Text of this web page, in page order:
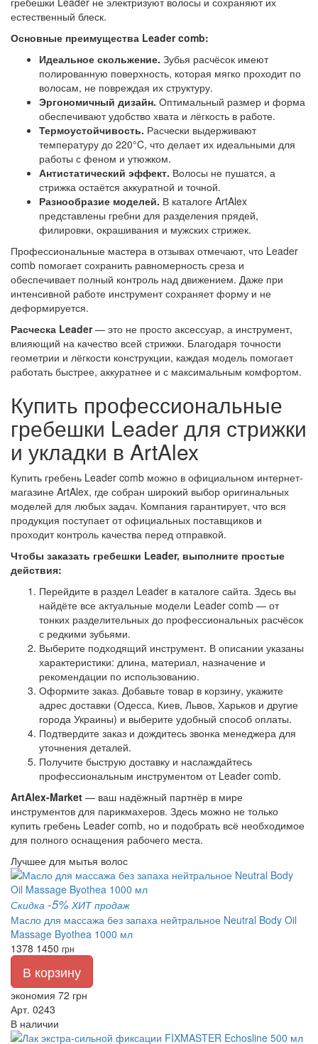
естественный блеск.
Основные преимущества Leader comb:
Идеальное скольжение. Зубья расчёсок имеют
полированную поверхность, которая мягко проходит по
волосам, не повреждая их структуру.
Эргономичный дизайн. Оптимальный размер и форма
обеспечивают удобство хвата и лёгкость в работе.
Термоустойчивость. Расчески выдерживают
температуру до 220°C, что делает их идеальными для
работы с феном и утюжком.
Антистатический эффект. Волосы не пушатся, а
стрижка остаётся аккуратной и точной.
Разнообразие моделей. В каталоге ArtAlex
представлены гребни для разделения прядей,
филировки, окрашивания и мужских стрижек.
Профессиональные мастера в отзывах отмечают, что Leader
comb помогает сохранить равномерность среза и
обеспечивает полный контроль над движением. Даже при
интенсивной работе инструмент сохраняет форму и не
деформируется.
Расческа Leader— это не просто аксессуар, а инструмент,
влияющий на качество всей стрижки. Благодаря точности
геометрии и лёгкости конструкции, каждая модель помогает
работать быстрее, аккуратнее и с максимальным комфортом.
Купить профессиональные
гребешки Leader для стрижки
и укладки в ArtAlex
Купить гребень Leader comb можно в официальном интернет-
магазине ArtAlex, где собран широкий выбор оригинальных
моделей для любых задач. Компания гарантирует, что вся
продукция поступает от официальных поставщиков и
проходит контроль качества перед отправкой.
Чтобы заказать гребешки Leader, выполните простые
действия:
Перейдите в раздел Leader в каталоге сайта. Здесь вы
найдёте все актуальные модели Leader comb — от
тонких разделительных до профессиональных расчёсок
с редкими зубьями.
Выберите подходящий инструмент. В описании указаны
характеристики: длина, материал, назначение и
рекомендации по использованию.
Оформите заказ. Добавьте товар в корзину, укажите
адрес доставки (Одесса, Киев, Львов, Харьков и другие
города Украины) и выберите удобный способ оплаты.
Подтвердите заказ и дождитесь звонка менеджера для
уточнения деталей.
Получите быструю доставку и наслаждайтесь
профессиональным инструментом от Leader comb.
ArtAlex-Market — ваш надёжный партнёр в мире
инструментов для парикмахеров. Здесь можно не только
купить гребень Leader comb, но и подобрать всё необходимое
для полного оснащения рабочего места.
Лучшее для мытья волос
Скидка -5% ХИТ продаж
Масло для массажа без запаха нейтральное Neutral Body Oil
Massage Byothea 1000 мл
1378 1450 грн
В корзину
экономия 72 грн
Арт. 0243
В наличии